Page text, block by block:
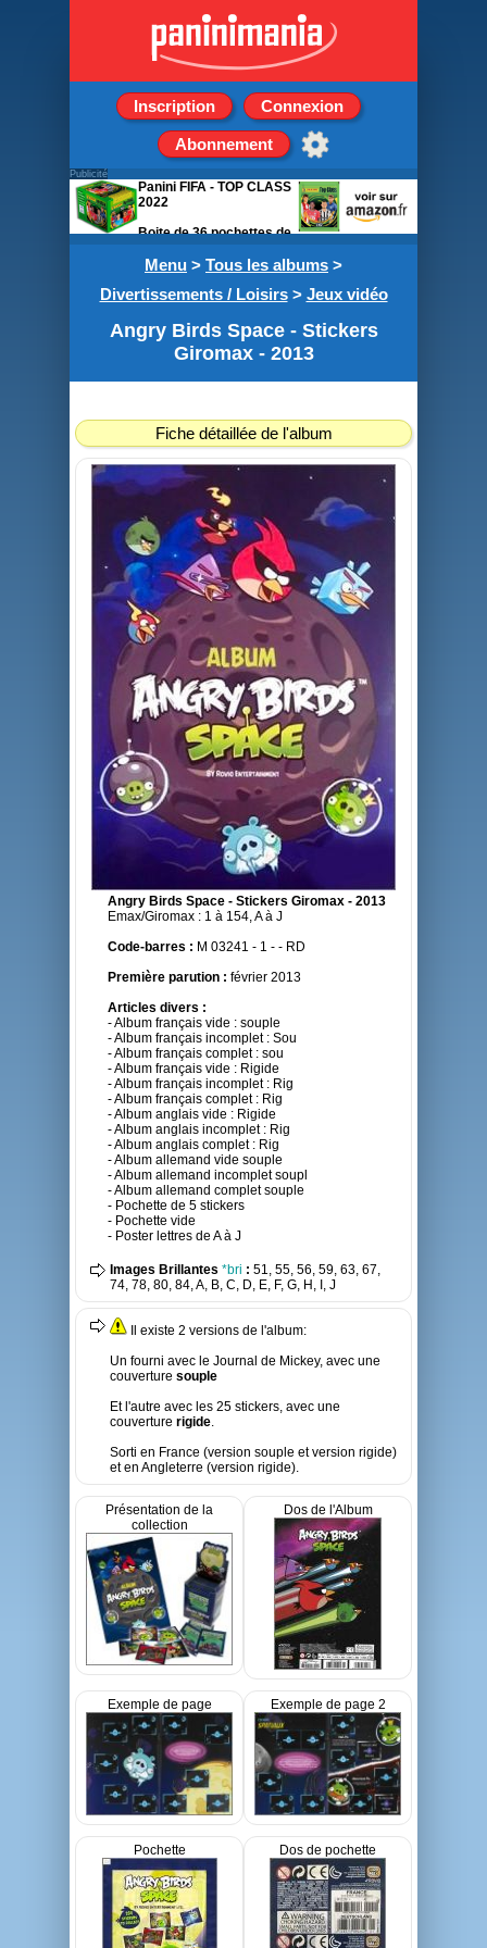
Inscription Connexion
Abonnement
Menu > Tous les albums >
Divertissements / Loisirs> Jeux vidéo
Angry Birds Space - Stickers
Giromax - 2013
Fiche détaillée de l'album
Angry Birds Space - Stickers Giromax - 2013
Emax/Giromax : 1 à 154, A à J
Code-barres : M 03241 - 1 - - RD
Première parution : février 2013
Articles divers :
- Album français vide : souple
- Album français incomplet : Sou
- Album français complet : sou
- Album français vide : Rigide
- Album français incomplet : Rig
- Album français complet : Rig
- Album anglais vide : Rigide
- Album anglais incomplet : Rig
- Album anglais complet : Rig
- Album allemand vide souple
- Album allemand incomplet soupl
- Album allemand complet souple
- Pochette de 5 stickers
- Pochette vide
- Poster lettres de A à J
Images Brillantes *bri : 51, 55, 56, 59, 63, 67,
74, 78, 80, 84, A, B, C, D, E, F, G, H, I, J
Il existe 2 versions de l'album:
Un fourni avec le Journal de Mickey, avec une
couverture souple
Et l'autre avec les 25 stickers, avec une
couverture rigide.
Sorti en France (version souple et version rigide)
et en Angleterre (version rigide).
Présentation de la
collection
Dos de l'Album
Exemple de page Exemple de page 2
Pochette Dos de pochette
Publicité
Panini FIFA - TOP CLASS
2022
Boite de 36 pochettes de
5 stickers